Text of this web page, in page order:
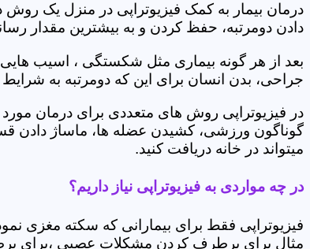
درمان بیمار به کمک فیزیوتراپی در منزل یک
دادن دومرتبه، حفظ کردن و به بیشترین مقدار
بعد از هر گونه بیماری مثل شکستگی ، اسیب
جراحی، بدن انسان برای این که دومرتبه به شرایط
در فیزیوتراپی روش های متعددی برای درمان مورد
گوناگون ورزشی، کشیدن عضله ها، ماساژ دادن
میتواند در خانه دریافت کنید.
در چه مواردی به فیزیوتراپی نیاز داریم؟
فیزیوتراپی فقط برای بیمارانی که سکته مغزی
مثال برای برطرف کردن مشکلات عصبی ،برای